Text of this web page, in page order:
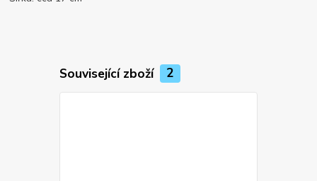
Související zboží 2